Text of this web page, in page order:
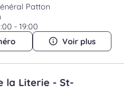
Patton
- 19:00
Voir plus
la Literie - St-